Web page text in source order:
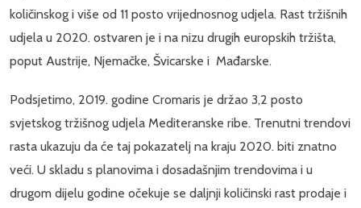
količinskog i više od 11 posto vrijednosnog udjela. Rast tržišnih
udjela u 2020. ostvaren je i na nizu drugih europskih tržišta,
poput Austrije, Njemačke, Švicarske i Mađarske.
Podsjetimo, 2019. godine Cromaris je držao 3,2 posto
svjetskog tržišnog udjela Mediteranske ribe. Trenutni trendovi
rasta ukazuju da će taj pokazatelj na kraju 2020. biti znatno
veći. U skladu s planovima i dosadašnjim trendovima i u
drugom dijelu godine očekuje se daljnji količinski rast prodaje i